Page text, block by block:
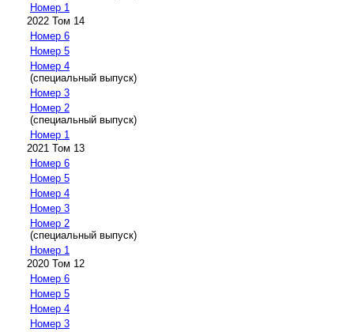
Номер 1
2022 Том 14
Номер 6
Номер 5
Номер 4
(специальный выпуск)
Номер 3
Номер 2
(специальный выпуск)
Номер 1
2021 Том 13
Номер 6
Номер 5
Номер 4
Номер 3
Номер 2
(специальный выпуск)
Номер 1
2020 Том 12
Номер 6
Номер 5
Номер 4
Номер 3